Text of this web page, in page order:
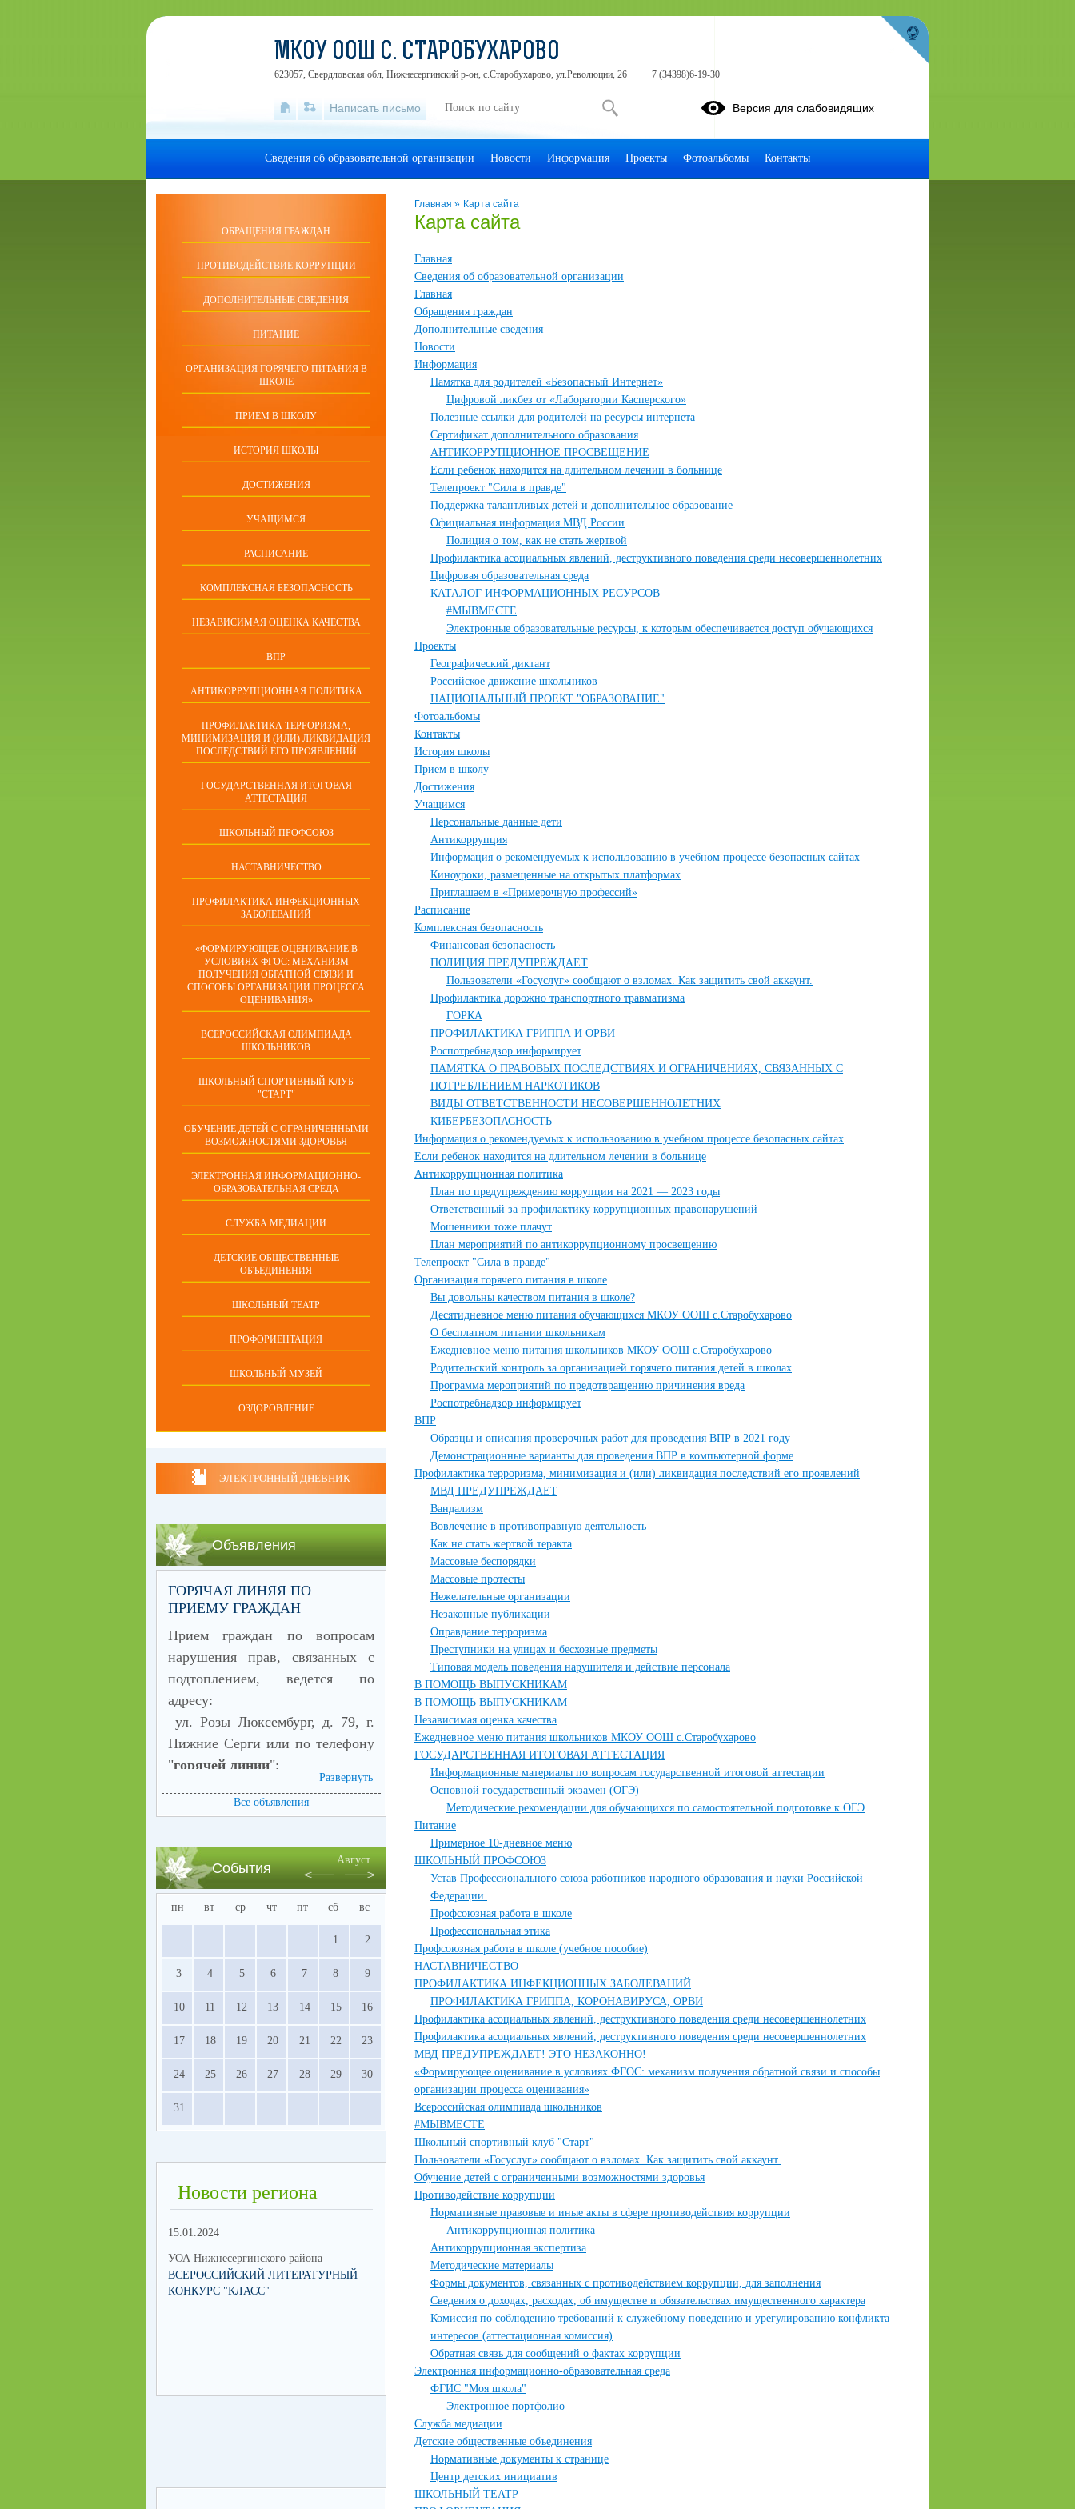
Главная » Карта сайта
Карта сайта
Главная
Сведения об образовательной организации
Главная
Обращения граждан
Дополнительные сведения
Новости
Информация
Памятка для родителей «Безопасный Интернет»
Цифровой ликбез от «Лаборатории Касперского»
Полезные ссылки для родителей на ресурсы интернета
Сертификат дополнительного образования
АНТИКОРРУПЦИОННОЕ ПРОСВЕЩЕНИЕ
Если ребенок находится на длительном лечении в больнице
Телепроект "Сила в правде"
Поддержка талантливых детей и дополнительное образование
Официальная информация МВД России
Полиция о том, как не стать жертвой
Профилактика асоциальных явлений, деструктивного поведения среди несовершеннолетних
Цифровая образовательная среда
КАТАЛОГ ИНФОРМАЦИОННЫХ РЕСУРСОВ
#МЫВМЕСТЕ
Электронные образовательные ресурсы, к которым обеспечивается доступ обучающихся
Проекты
Географический диктант
Российское движение школьников
НАЦИОНАЛЬНЫЙ ПРОЕКТ "ОБРАЗОВАНИЕ"
Фотоальбомы
Контакты
История школы
Прием в школу
Достижения
Учащимся
Персональные данные дети
Антикоррупция
Информация о рекомендуемых к использованию в учебном процессе безопасных сайтах
Киноуроки, размещенные на открытых платформах
Приглашаем в «Примерочную профессий»
Расписание
Комплексная безопасность
Финансовая безопасность
ПОЛИЦИЯ ПРЕДУПРЕЖДАЕТ
Пользователи «Госуслуг» сообщают о взломах. Как защитить свой аккаунт.
Профилактика дорожно транспортного травматизма
ГОРКА
ПРОФИЛАКТИКА ГРИППА И ОРВИ
Роспотребнадзор информирует
ПАМЯТКА О ПРАВОВЫХ ПОСЛЕДСТВИЯХ И ОГРАНИЧЕНИЯХ, СВЯЗАННЫХ С
ПОТРЕБЛЕНИЕМ НАРКОТИКОВ
ВИДЫ ОТВЕТСТВЕННОСТИ НЕСОВЕРШЕННОЛЕТНИХ
КИБЕРБЕЗОПАСНОСТЬ
Информация о рекомендуемых к использованию в учебном процессе безопасных сайтах
Если ребенок находится на длительном лечении в больнице
Антикоррупционная политика
План по предупреждению коррупции на 2021 — 2023 годы
Ответственный за профилактику коррупционных правонарушений
Мошенники тоже плачут
План мероприятий по антикоррупционному просвещению
Телепроект "Сила в правде"
Организация горячего питания в школе
Вы довольны качеством питания в школе?
Десятидневное меню питания обучающихся МКОУ ООШ с.Старобухарово
О бесплатном питании школьникам
Ежедневное меню питания школьников МКОУ ООШ с.Старобухарово
Родительский контроль за организацией горячего питания детей в школах
Программа мероприятий по предотвращению причинения вреда
Роспотребнадзор информирует
ВПР
Образцы и описания проверочных работ для проведения ВПР в 2021 году
Демонстрационные варианты для проведения ВПР в компьютерной форме
Профилактика терроризма, минимизация и (или) ликвидация последствий его проявлений
МВД ПРЕДУПРЕЖДАЕТ
Вандализм
Вовлечение в противоправную деятельность
Как не стать жертвой теракта
Массовые беспорядки
Массовые протесты
Нежелательные организации
Незаконные публикации
Оправдание терроризма
Преступники на улицах и бесхозные предметы
Типовая модель поведения нарушителя и действие персонала
В ПОМОЩЬ ВЫПУСКНИКАМ
В ПОМОЩЬ ВЫПУСКНИКАМ
Независимая оценка качества
Ежедневное меню питания школьников МКОУ ООШ с.Старобухарово
ГОСУДАРСТВЕННАЯ ИТОГОВАЯ АТТЕСТАЦИЯ
Информационные материалы по вопросам государственной итоговой аттестации
Основной государственный экзамен (ОГЭ)
Методические рекомендации для обучающихся по самостоятельной подготовке к ОГЭ
Питание
Примерное 10-дневное меню
ШКОЛЬНЫЙ ПРОФСОЮЗ
Устав Профессионального союза работников народного образования и науки Российской
Федерации.
Профсоюзная работа в школе
Профессиональная этика
Профсоюзная работа в школе (учебное пособие)
НАСТАВНИЧЕСТВО
ПРОФИЛАКТИКА ИНФЕКЦИОННЫХ ЗАБОЛЕВАНИЙ
ПРОФИЛАКТИКА ГРИППА, КОРОНАВИРУСА, ОРВИ
Профилактика асоциальных явлений, деструктивного поведения среди несовершеннолетних
Профилактика асоциальных явлений, деструктивного поведения среди несовершеннолетних
МВД ПРЕДУПРЕЖДАЕТ! ЭТО НЕЗАКОННО!
«Формирующее оценивание в условиях ФГОС: механизм получения обратной связи и способы
организации процесса оценивания»
Всероссийская олимпиада школьников
#МЫВМЕСТЕ
Школьный спортивный клуб "Старт"
Пользователи «Госуслуг» сообщают о взломах. Как защитить свой аккаунт.
Обучение детей с ограниченными возможностями здоровья
Противодействие коррупции
Нормативные правовые и иные акты в сфере противодействия коррупции
Антикоррупционная политика
Антикоррупционная экспертиза
Методические материалы
Формы документов, связанных с противодействием коррупции, для заполнения
Сведения о доходах, расходах, об имуществе и обязательствах имущественного характера
Комиссия по соблюдению требований к служебному поведению и урегулированию конфликта
интересов (аттестационная комиссия)
Обратная связь для сообщений о фактах коррупции
Электронная информационно-образовательная среда
ФГИС "Моя школа"
Электронное портфолио
Служба медиации
Детские общественные объединения
Нормативные документы к странице
Центр детских инициатив
ШКОЛЬНЫЙ ТЕАТР
ОБРАЩЕНИЯ ГРАЖДАН
ПРОТИВОДЕЙСТВИЕ КОРРУПЦИИ
ДОПОЛНИТЕЛЬНЫЕ СВЕДЕНИЯ
ПИТАНИЕ
ОРГАНИЗАЦИЯ ГОРЯЧЕГО ПИТАНИЯ В
ШКОЛЕ
ПРИЕМ В ШКОЛУ
ИСТОРИЯ ШКОЛЫ
ДОСТИЖЕНИЯ
УЧАЩИМСЯ
РАСПИСАНИЕ
КОМПЛЕКСНАЯ БЕЗОПАСНОСТЬ
НЕЗАВИСИМАЯ ОЦЕНКА КАЧЕСТВА
ВПР
АНТИКОРРУПЦИОННАЯ ПОЛИТИКА
ПРОФИЛАКТИКА ТЕРРОРИЗМА,
МИНИМИЗАЦИЯ И (ИЛИ) ЛИКВИДАЦИЯ
ПОСЛЕДСТВИЙ ЕГО ПРОЯВЛЕНИЙ
ГОСУДАРСТВЕННАЯ ИТОГОВАЯ
АТТЕСТАЦИЯ
ШКОЛЬНЫЙ ПРОФСОЮЗ
НАСТАВНИЧЕСТВО
ПРОФИЛАКТИКА ИНФЕКЦИОННЫХ
ЗАБОЛЕВАНИЙ
«ФОРМИРУЮЩЕЕ ОЦЕНИВАНИЕ В
УСЛОВИЯХ ФГОС: МЕХАНИЗМ
ПОЛУЧЕНИЯ ОБРАТНОЙ СВЯЗИ И
СПОСОБЫ ОРГАНИЗАЦИИ ПРОЦЕССА
ОЦЕНИВАНИЯ»
ВСЕРОССИЙСКАЯ ОЛИМПИАДА
ШКОЛЬНИКОВ
ШКОЛЬНЫЙ СПОРТИВНЫЙ КЛУБ
"СТАРТ"
ОБУЧЕНИЕ ДЕТЕЙ С ОГРАНИЧЕННЫМИ
ВОЗМОЖНОСТЯМИ ЗДОРОВЬЯ
ЭЛЕКТРОННАЯ ИНФОРМАЦИОННО-
ОБРАЗОВАТЕЛЬНАЯ СРЕДА
СЛУЖБА МЕДИАЦИИ
ДЕТСКИЕ ОБЩЕСТВЕННЫЕ
ОБЪЕДИНЕНИЯ
ШКОЛЬНЫЙ ТЕАТР
ПРОФОРИЕНТАЦИЯ
ШКОЛЬНЫЙ МУЗЕЙ
ОЗДОРОВЛЕНИЕ
ЭЛЕКТРОННЫЙ ДНЕВНИК
Объявления
ГОРЯЧАЯ ЛИНЯЯ ПО
ПРИЕМУ ГРАЖДАН
Прием граждан по вопросам
нарушения прав, связанных с
подтоплением, ведется по
адресу:
ул. Розы Люксембург, д. 79, г.
Нижние Серги или по телефону
"горячей линии":
8(34398) 2-21-50, 8 (34398) 2-21-
Развернуть
Все объявления
События
Август
пн вт ср чт пт сб вс
1 2
3 4 5 6 7 8 9
10 11 12 13 14 15 16
17 18 19 20 21 22 23
24 25 26 27 28 29 30
31
Новости региона
15.01.2024
УОА Нижнесергинского района
ВСЕРОССИЙСКИЙ ЛИТЕРАТУРНЫЙ
КОНКУРС "КЛАСС"
МКОУ ООШ С. СТАРОБУХАРОВО
623057, Свердловская обл, Нижнесергинский р-он, с.Старобухарово, ул.Революции, 26 +7 (34398)6-19-30
Написать письмо Версия для слабовидящих
Сведения об образовательной организации Новости Информация Проекты Фотоальбомы Контакты